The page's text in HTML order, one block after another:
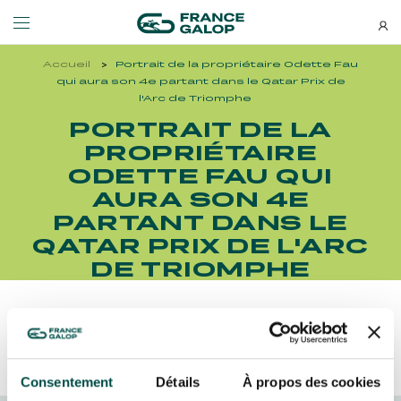
Consentement Détails À propos des cookies
Événements et billetterie
LES ÉVÉNEMENTS
MEETING DE DEAUVILLE BARRIÈRE
MEETING DE DEAUVILLE BARRIÈRE
QATAR ARC TRIALS
QATAR ARC TRIALS
QATAR PRIX DE L'ARC DE TRIOMPHE
Découvrez-nous
DÉCOUVREZ-NOUS
QUI SOMMES-NOUS ?
QUI SOMMES-NOUS ?
NOS ENGAGEMENTS BIEN-ÊTRE ÉQUIN
NOS ENGAGEMENTS BIEN-ÊTRE ÉQUIN
NEWSLETTERS
Bons plans, nouveautés et
actus : ne ratez rien !
S’ABONNER
Accueil
Portrait de la propriétaire Odette Fau
qui aura son 4e partant dans le Qatar Prix de
l'Arc de Triomphe
PORTRAIT DE LA
PROPRIÉTAIRE
ODETTE FAU QUI
AURA SON 4E
PARTANT DANS LE
QATAR PRIX DE L'ARC
DE TRIOMPHE
Découvrez Aussi :